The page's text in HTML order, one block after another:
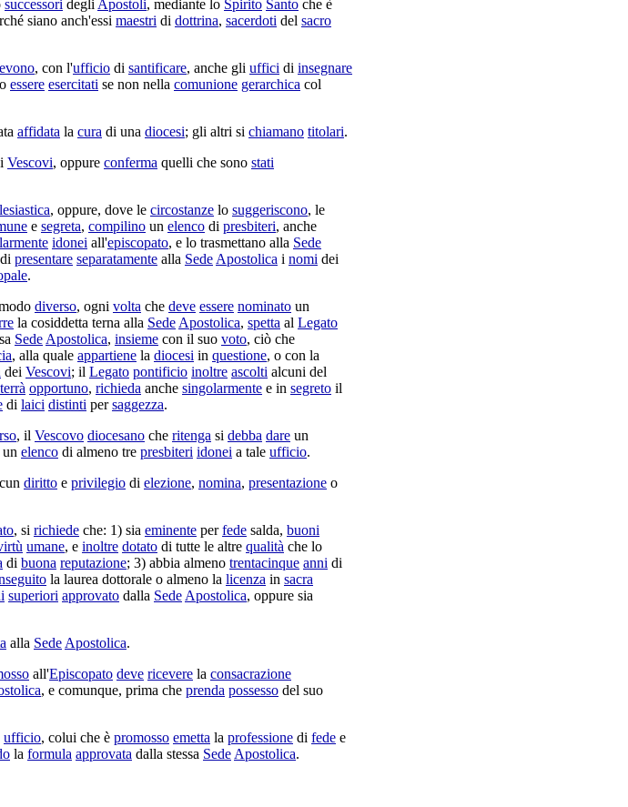
successori degli Apostoli, mediante lo Spirito Santo che è
siano anch'essi maestri di dottrina, sacerdoti del sacro
, con l'ufficio di santificare, anche gli uffici di insegnare
essere esercitati se non nella comunione gerarchica col
affidata la cura di una diocesi; gli altri si chiamano titolari.
i Vescovi, oppure conferma quelli che sono stati
, oppure, dove le circostanze lo suggeriscono, le
e segreta, compilino un elenco di presbiteri, anche
idonei all'episcopato, e lo trasmettano alla Sede
di presentare separatamente alla Sede Apostolica i nomi dei
.
diverso, ogni volta che deve essere nominato un
la cosiddetta terna alla Sede Apostolica, spetta al Legato
Sede Apostolica, insieme con il suo voto, ciò che
, alla quale appartiene la diocesi in questione, o con la
dei Vescovi; il Legato pontificio inoltre ascolti alcuni del
opportuno, richieda anche singolarmente e in segreto il
di laici distinti persaggezza.
, il Vescovo diocesano che ritenga si debba dare un
un elenco di almeno tre presbiteri idonei a tale ufficio.
diritto e privilegio di elezione, nomina, presentazione o
, si richiede che: 1) sia eminente perfede salda, buoni
umane, e inoltre dotato di tutte le altre qualità che lo
di buona reputazione; 3) abbia almeno trentacinque anni di
la laurea dottorale o almeno la licenza in sacra
superiori approvato dalla Sede Apostolica, oppure sia
alla Sede Apostolica.
all'Episcopato deve ricevere la consacrazione
, e comunque, prima che prenda possesso del suo
ufficio, colui che è promosso emetta la professione di fede e
la formula approvata dalla stessa Sede Apostolica.